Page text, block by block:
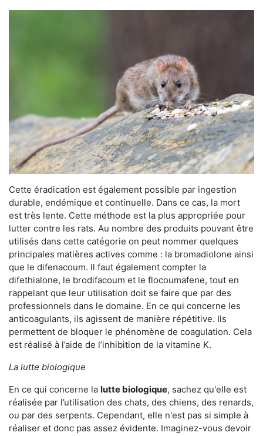
Cette éradication est également possible par ingestion
durable, endémique et continuelle. Dans ce cas, la mort
est très lente. Cette méthode est la plus appropriée pour
lutter contre les rats. Au nombre des produits pouvant être
utilisés dans cette catégorie on peut nommer quelques
principales matières actives comme : la bromadiolone ainsi
que le difenacoum. Il faut également compter la
difethialone, le brodifacoum et le flocoumafene, tout en
rappelant que leur utilisation doit se faire que par des
professionnels dans le domaine. En ce qui concerne les
anticoagulants, ils agissent de manière répétitive. Ils
permettent de bloquer le phénomène de coagulation. Cela
est réalisé à l’aide de l’inhibition de la vitamine K.
La lutte biologique
En ce qui concerne la lutte biologique, sachez qu'elle est
réalisée par l’utilisation des chats, des chiens, des renards,
ou par des serpents. Cependant, elle n'est pas si simple à
réaliser et donc pas assez évidente. Imaginez-vous devoir